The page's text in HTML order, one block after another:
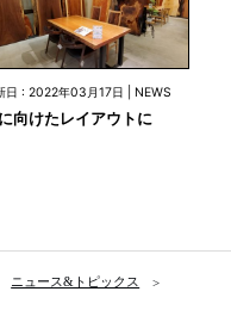
日 : 2022年03月17日 | NEWS
向けたレイアウトに
ニュース&トピックス